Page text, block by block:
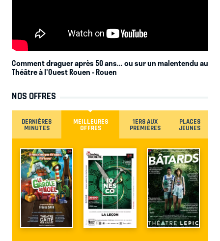
Comment draguer après 50 ans... ou sur un malentendu au
Théâtre à l'Ouest Rouen- Rouen
NOS OFFRES
DERNIÈRES
MINUTES
MEILLEURES
OFFRES
1ERS AUX
PREMIÈRES
PLACES
JEUNES